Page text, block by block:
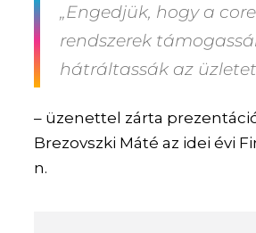
„Engedjük, hogy a
rendszerek
hátráltassák az
– üzenettel zárta
Brezovszki Máté az idei évi
n.